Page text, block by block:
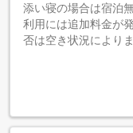
添い寝の場合は宿泊
利用には追加料金が
否は空き状況によりま
添い寝の場合は宿泊
6歳以上のゲストは
エキストラベッドの
ます。各部屋タイプ